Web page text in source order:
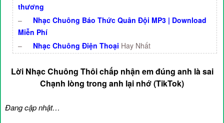
thương
–
Nhạc Chuông Báo Thức Quân Đội MP3 | Download
Miễn Phí
–
Nhạc Chuông Điện Thoại Hay Nhất
Lời Nhạc Chuông Thôi chấp nhận em đúng anh là sai
Chạnh lòng trong anh lại nhớ (TikTok)
Đang cập nhật…